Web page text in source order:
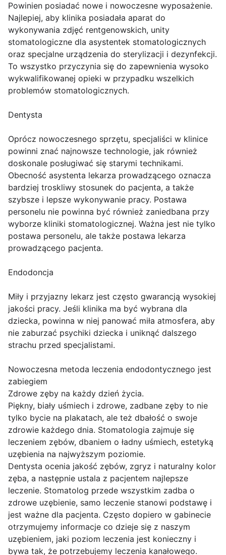
Powinien posiadać nowe i nowoczesne wyposażenie.
Najlepiej, aby klinika posiadała aparat do
wykonywania zdjęć rentgenowskich, unity
stomatologiczne dla asystentek stomatologicznych
oraz specjalne urządzenia do sterylizacji i dezynfekcji.
To wszystko przyczynia się do zapewnienia wysoko
wykwalifikowanej opieki w przypadku wszelkich
problemów stomatologicznych.
Dentysta
Oprócz nowoczesnego sprzętu, specjaliści w klinice
powinni znać najnowsze technologie, jak również
doskonale posługiwać się starymi technikami.
Obecność asystenta lekarza prowadzącego oznacza
bardziej troskliwy stosunek do pacjenta, a także
szybsze i lepsze wykonywanie pracy. Postawa
personelu nie powinna być również zaniedbana przy
wyborze kliniki stomatologicznej. Ważna jest nie tylko
postawa personelu, ale także postawa lekarza
prowadzącego pacjenta.
Endodoncja
Miły i przyjazny lekarz jest często gwarancją wysokiej
jakości pracy. Jeśli klinika ma być wybrana dla
dziecka, powinna w niej panować miła atmosfera, aby
nie zaburzać psychiki dziecka i uniknąć dalszego
strachu przed specjalistami.
Nowoczesna metoda leczenia endodontycznego jest
zabiegiem
Zdrowe zęby na każdy dzień życia.
Piękny, biały uśmiech i zdrowe, zadbane zęby to nie
tylko bycie na plakatach, ale też dbałość o swoje
zdrowie każdego dnia. Stomatologia zajmuje się
leczeniem zębów, dbaniem o ładny uśmiech, estetyką
uzębienia na najwyższym poziomie.
Dentysta ocenia jakość zębów, zgryz i naturalny kolor
zęba, a następnie ustala z pacjentem najlepsze
leczenie. Stomatolog przede wszystkim zadba o
zdrowe uzębienie, samo leczenie stanowi podstawę i
jest ważne dla pacjenta. Często dopiero w gabinecie
otrzymujemy informacje co dzieje się z naszym
uzębieniem, jaki poziom leczenia jest konieczny i
bywa tak, że potrzebujemy leczenia kanałowego.